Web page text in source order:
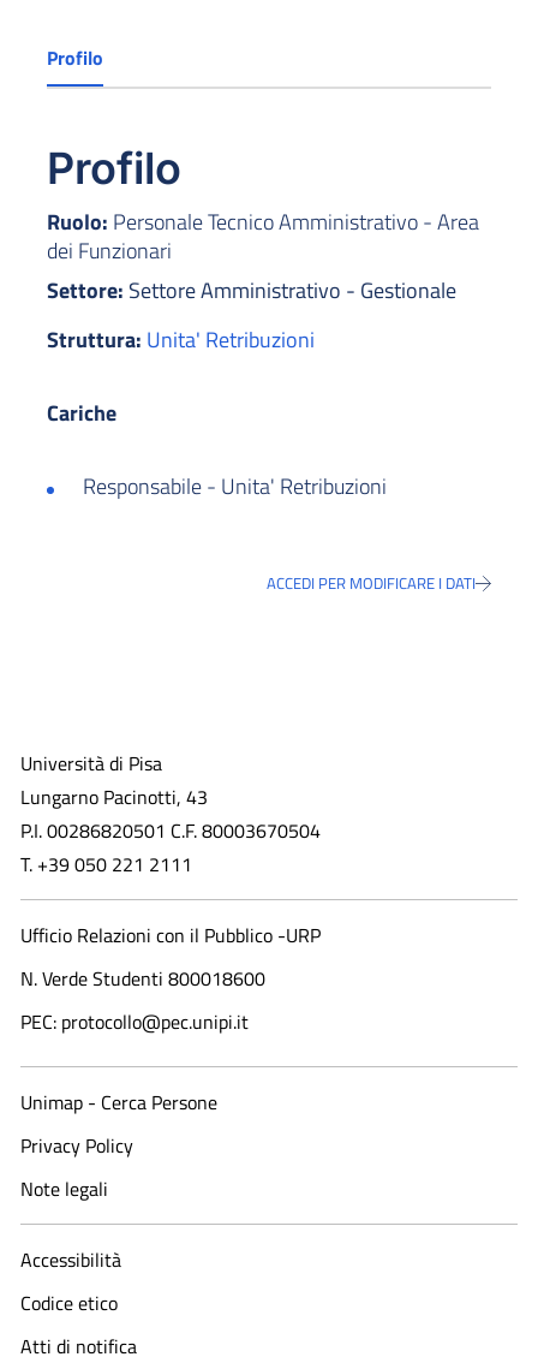
Profilo
Profilo
Ruolo: Personale Tecnico Amministrativo - Area
dei Funzionari
Settore: Settore Amministrativo - Gestionale
Struttura: Unita' Retribuzioni
Cariche
Responsabile - Unita' Retribuzioni
ACCEDI PER MODIFICARE I DATI
Università di Pisa
Lungarno Pacinotti, 43
P.I. 00286820501 C.F. 80003670504
T. +39 050 221 2111
Ufficio Relazioni con il Pubblico -URP
N. Verde Studenti 800018600​
PEC: protocollo@pec.unipi.it
Unimap - Cerca Persone
Privacy Policy
Note legali
Accessibilità
Codice etico
Atti di notifica